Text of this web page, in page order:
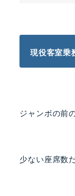
現役客室乗
ジャンボの前
少ない座席数